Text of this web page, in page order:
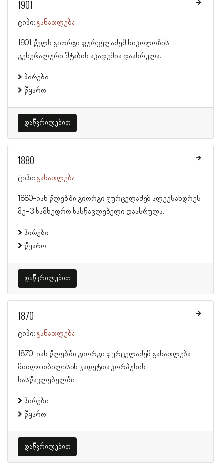
1901
ტიპი: განათლება
1901 წელს გიორგი ფურცელაძემ ნიკოლოზის
გენერალური შტაბის აკადემია დაასრულა.
პირები
წყარო
დაწვრილებით
1880
ტიპი: განათლება
1880-იან წლებში გიორგი ფურცელაძემ ალექსანდრეს
მე-3 სამხედრო სასწავლებელი დაასრულა.
პირები
წყარო
დაწვრილებით
1870
ტიპი: განათლება
1870-იან წლებში გიორგი ფურცელაძემ განათლება
მიიღო თბილისის კადეტთა კორპუსის
სასწავლებელში.
პირები
წყარო
დაწვრილებით